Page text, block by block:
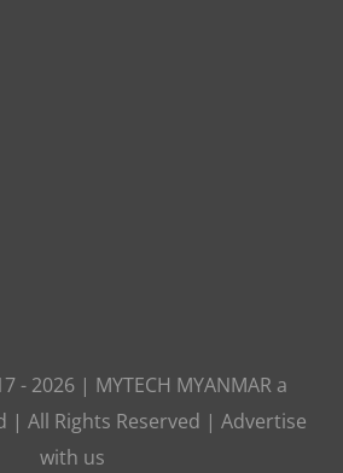
- 2026 | MYTECH MYANMAR a
| All Rights Reserved | Advertise
with us